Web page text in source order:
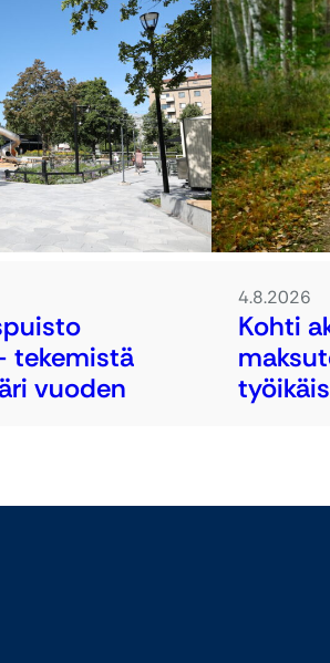
tekemistä
vuoden
4.8.2026
Kohti